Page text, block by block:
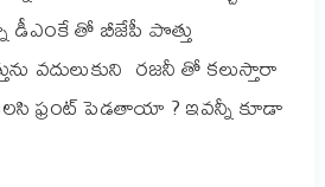
డీఎంకే తో బీజేపీ పొత్తు
వదులుకుని రజనీ తో కలుస్తారా
ఫ్రంట్ పెడతాయా ? ఇవన్నీ కూడా